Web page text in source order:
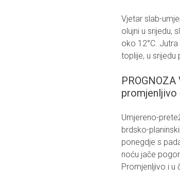
Vjetar slab-
olujni u srijedu,
oko 12°C.
toplije, u srijedu
promjenljivo
Umjereno-
brdsko-
ponegdje s
noću jače
Promjenljivo i u